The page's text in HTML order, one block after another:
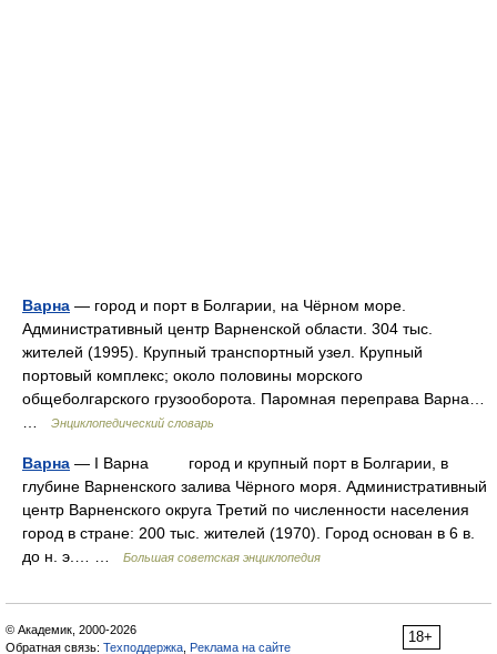
Варна — город и порт в Болгарии, на Чёрном море.
Административный центр Варненской области. 304 тыс.
жителей (1995). Крупный транспортный узел. Крупный
портовый комплекс; около половины морского
общеболгарского грузооборота. Паромная переправа Варна…
Энциклопедический словарь
Варна — I Варна город и крупный порт в Болгарии, в
глубине Варненского залива Чёрного моря. Административный
центр Варненского округа Третий по численности населения
город в стране: 200 тыс. жителей (1970). Город основан в 6 в.
до н. э.… …
Большая советская энциклопедия
18+
© Академик, 2000-2026
Обратная связь: Техподдержка Реклама на сайте